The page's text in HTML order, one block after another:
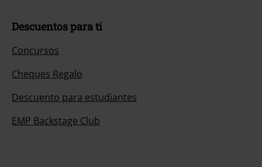
Descuentos para ti
Concursos
Cheques Regalo
Descuento para estudiantes
EMP Backstage Club